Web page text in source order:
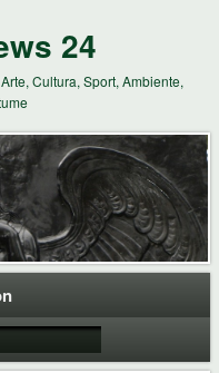
24
Cultura, Sport, Ambiente,